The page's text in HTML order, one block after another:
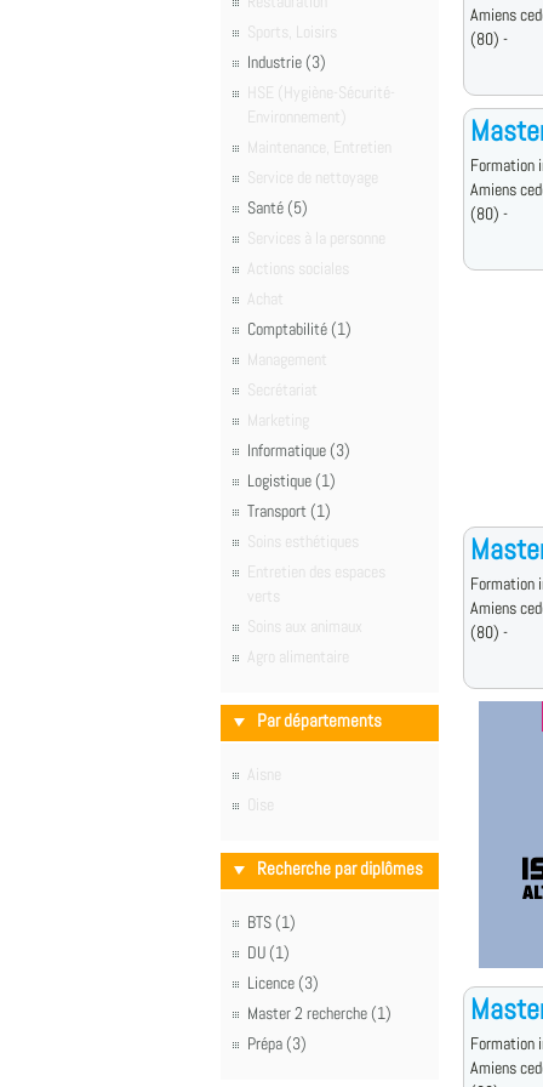
Sports, Loisirs
Industrie (3)
HSE (Hygiène-Sécurité-
Environnement)
Maintenance, Entretien
Service de nettoyage
Santé (5)
Services à la personne
Actions sociales
Achat
Comptabilité (1)
Management
Secrétariat
Marketing
Informatique (3)
Logistique (1)
Transport (1)
Soins esthétiques
Entretien des espaces
verts
Soins aux animaux
Agro alimentaire
Par départements
Aisne
Oise
Recherche par diplômes
BTS (1)
DU (1)
Licence (3)
Master 2 recherche (1)
Prépa (3)
Amiens
(80) -
Formation
Amiens
(80) -
Formation
Amiens
(80) -
Formation
Amiens